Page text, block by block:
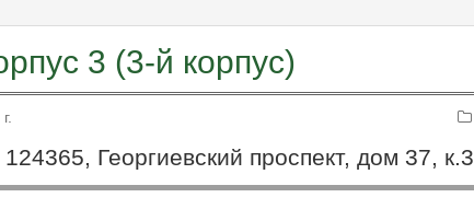
3 (3-й корпус)
124365, Георгиевский проспект, дом 37, к.3